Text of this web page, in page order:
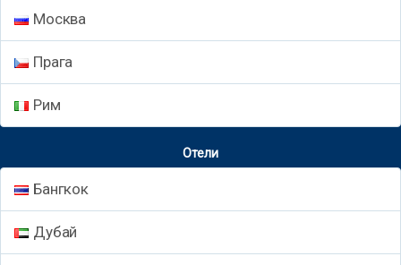
Москва
Прага
Рим
Отели
Бангкок
Дубай